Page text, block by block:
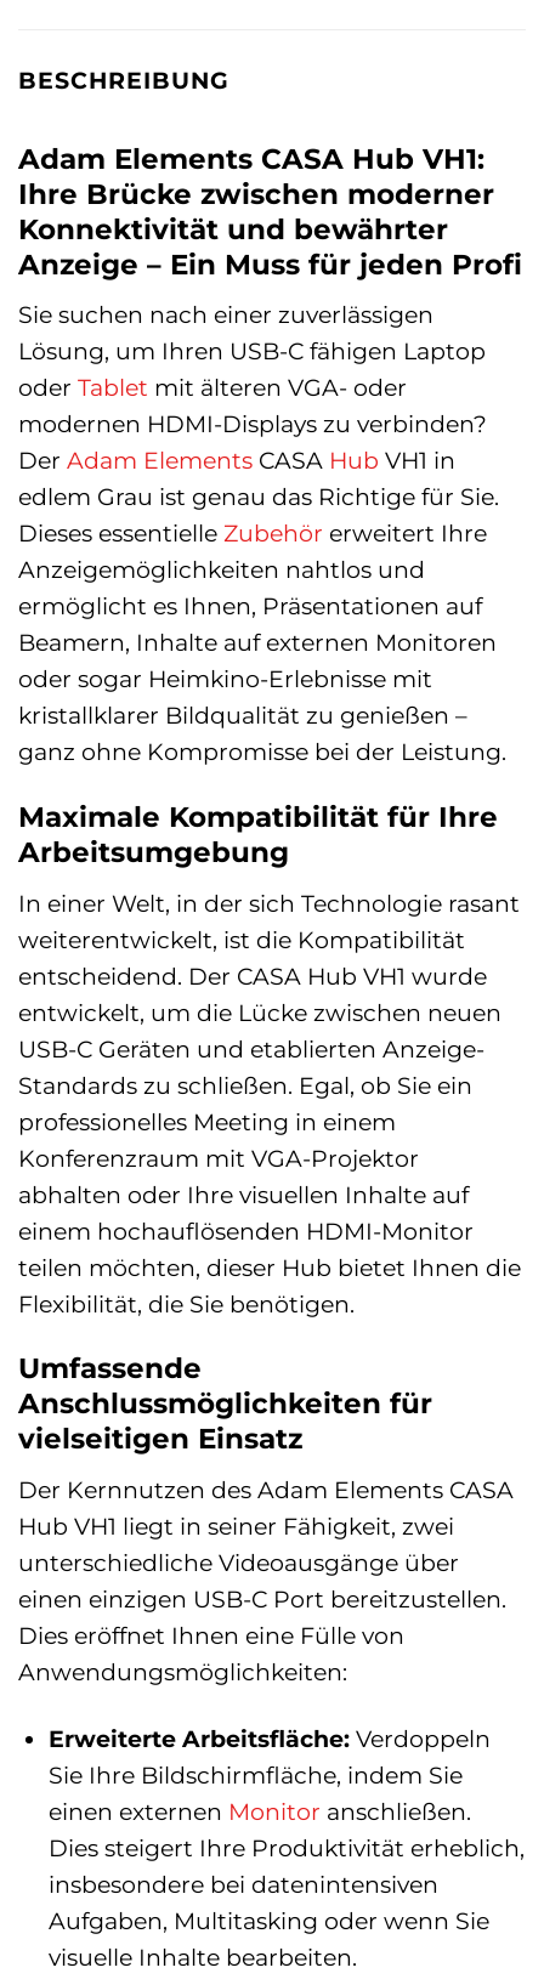
BESCHREIBUNG
Adam Elements CASA Hub VH1:
Ihre Brücke zwischen moderner
Konnektivität und bewährter
Anzeige – Ein Muss für jeden Profi
Sie suchen nach einer zuverlässigen
Lösung, um Ihren USB-C fähigen Laptop
oder Tablet mit älteren VGA- oder
modernen HDMI-Displays zu verbinden?
Der Adam Elements CASA Hub VH1 in
edlem Grau ist genau das Richtige für Sie.
Dieses essentielle Zubehör erweitert Ihre
Anzeigemöglichkeiten nahtlos und
ermöglicht es Ihnen, Präsentationen auf
Beamern, Inhalte auf externen Monitoren
oder sogar Heimkino-Erlebnisse mit
kristallklarer Bildqualität zu genießen –
ganz ohne Kompromisse bei der Leistung.
Maximale Kompatibilität für Ihre
Arbeitsumgebung
In einer Welt, in der sich Technologie rasant
weiterentwickelt, ist die Kompatibilität
entscheidend. Der CASA Hub VH1 wurde
entwickelt, um die Lücke zwischen neuen
USB-C Geräten und etablierten Anzeige-
Standards zu schließen. Egal, ob Sie ein
professionelles Meeting in einem
Konferenzraum mit VGA-Projektor
abhalten oder Ihre visuellen Inhalte auf
einem hochauflösenden HDMI-Monitor
teilen möchten, dieser Hub bietet Ihnen die
Flexibilität, die Sie benötigen.
Umfassende
Anschlussmöglichkeiten für
vielseitigen Einsatz
Der Kernnutzen des Adam Elements CASA
Hub VH1 liegt in seiner Fähigkeit, zwei
unterschiedliche Videoausgänge über
einen einzigen USB-C Port bereitzustellen.
Dies eröffnet Ihnen eine Fülle von
Anwendungsmöglichkeiten:
Erweiterte Arbeitsfläche:Verdoppeln
Sie Ihre Bildschirmfläche, indem Sie
einen externen Monitor anschließen.
Dies steigert Ihre Produktivität erheblich,
insbesondere bei datenintensiven
Aufgaben, Multitasking oder wenn Sie
visuelle Inhalte bearbeiten.